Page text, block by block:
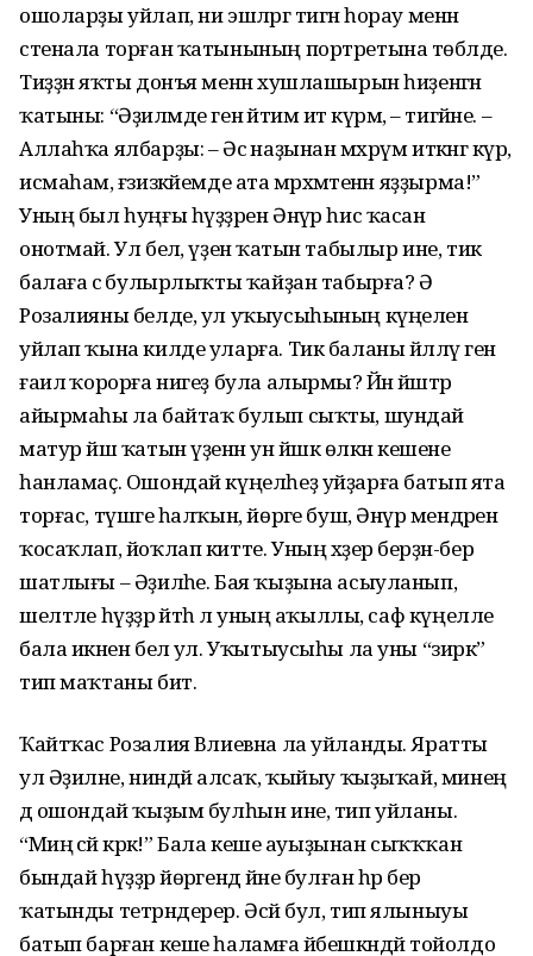
ошоларҙы уйлап, ни эшләргә тигән һорау менән
стенала торған ҡатынының портретына төбәлде.
Тиҙҙән яҡты донъя менән хушлашырын һиҙенгән
ҡатыны: “Әҙиләмде генә йәтим итә күрмә, – тигәйне. –
Аллаһҡа ялбарҙы: – Әсә наҙынан мәхрүм иткәнгә күрә,
исмаһам, ғәзизкәйемде ата мәрхәмәтенән яҙҙырма!”
Уның был һуңғы һүҙҙәрен Әнүәр һис ҡасан
онотмай. Ул белә, үҙенә ҡатын табылыр ине, тик
балаға әсә булырлыҡты ҡайҙан табырға? Ә
Розалияны белде, ул уҡыусыһының күңелен
уйлап ҡына килде уларға. Тик баланы йәлләү генә
ғаилә ҡорорға нигеҙ була алырмы? Йәнә йәштәр
айырмаһы ла байтаҡ булып сыҡты, шундай
матур йәш ҡатын үҙенән ун йәшкә өлкән кешене
һанламаҫ. Ошондай күңелһеҙ уйҙарға батып ята
торғас, түшәге һалҡын, йөрәге буш, Әнүәр мендәрен
ҡосаҡлап, йоҡлап китте. Уның хәҙер берҙән-бер
шатлығы – Әҙиләһе. Бая ҡыҙына асыуланып,
шелтәле һүҙҙәр әйтһә лә уның аҡыллы, саф күңелле
бала икәнен белә ул. Уҡытыусыһы ла уны “зирәк”
тип маҡтаны бит.
Ҡайтҡас Розалия Вәлиевна ла уйланды. Яратты
ул Әҙиләне, ниндәй алсаҡ, ҡыйыу ҡыҙыҡай, минең
дә ошондай ҡыҙым булһын ине, тип уйланы.
“Миңә әсәй кәрәк!” Бала кеше ауыҙынан сыҡҡҡан
бындай һүҙҙәр йөрәгендә йәне булған һәр бер
ҡатынды тетрәндерер. Әсәй бул, тип ялыныуы
батып барған кеше һаламға йәбешкәндәй тойолдо